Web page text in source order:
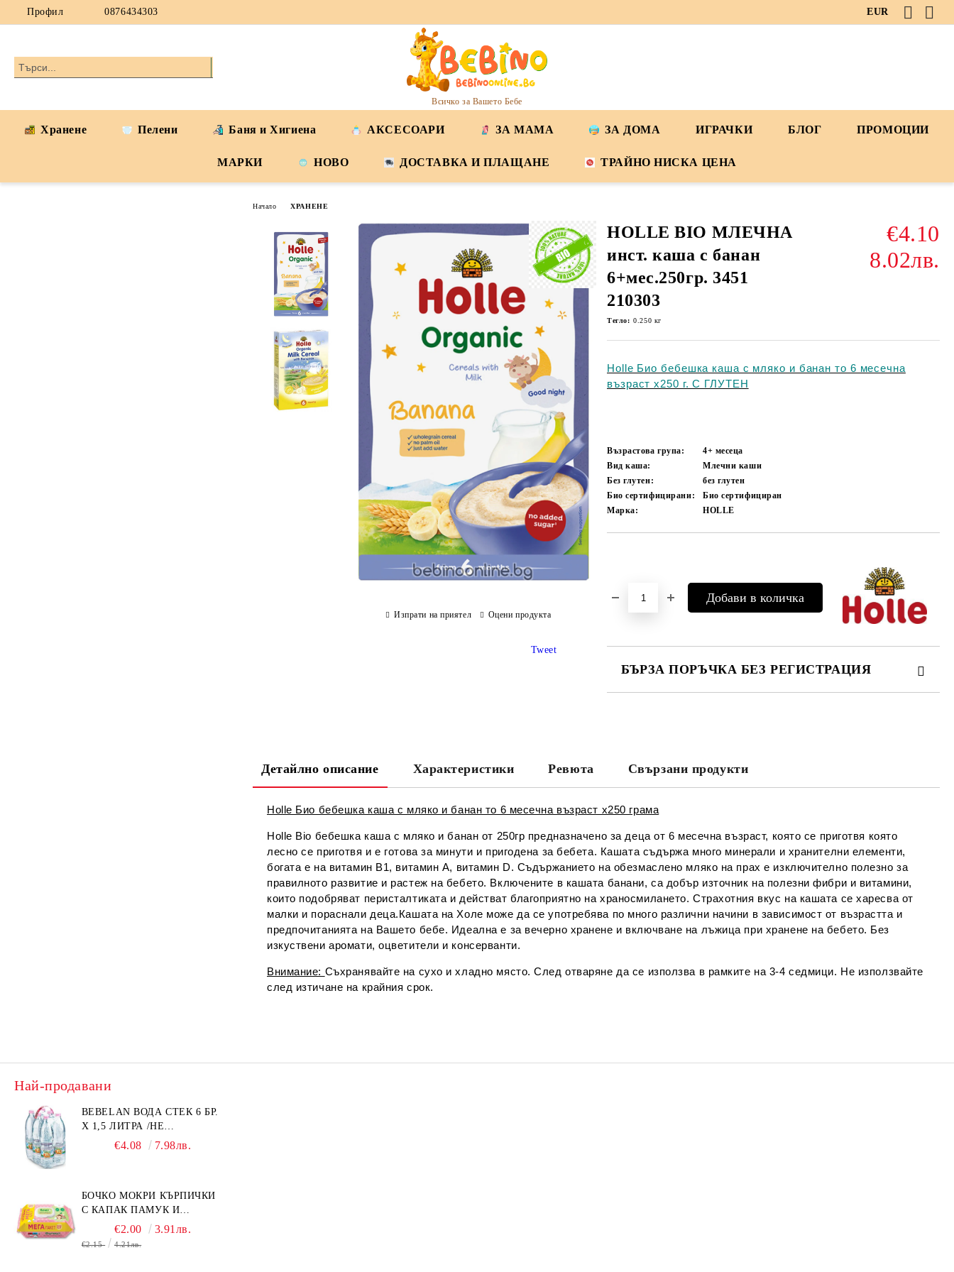
Профил 0876434303 EUR
Всичко за Вашето Бебе
Хранене Пелени Баня и Хигиена АКСЕСОАРИ ЗА МАМА ЗА ДОМА ИГРАЧКИ БЛОГ ПРОМОЦИИ
МАРКИ НОВО ДОСТАВКА И ПЛАЩАНЕ ТРАЙНО НИСКА ЦЕНА
Начало ХРАНЕНЕ
HOLLE BIO МЛЕЧНА
инст. каша с банан
6+мес.250гр. 3451
210303
€4.10
8.02лв.
Тегло: 0.250 кг
Holle Био бебешка каша с мляко и банан то 6 месечна
възраст x250 г. С ГЛУТЕН
Възрастова група:
4+ месеца
Вид каша:
Млечни каши
Без глутен:
без глутен
Био сертифицирани:
Био сертифициран
Марка:
HOLLE
БЪРЗА ПОРЪЧКА БЕЗ РЕГИСТРАЦИЯ
Съгласен съм сПолитиката за лични
данни
Ние ще се свържем с вас в рамките на работния ден.
Изпрати на приятел Оцени продукта
Tweet
Детайлно описание Характеристики Ревюта Свързани продукти
Holle Био бебешка каша с мляко и банан то 6 месечна възраст x250 грама
Holle Bio бебешка каша с мляко и банан от 250гр предназначено за деца от 6 месечна възраст, която се приготвя която
лесно се приготвя и е готова за минути и пригоденa за бебета. Кашата съдържа много минерали и хранителни елементи,
богата е на витамин В1, витамин А, витамин D. Съдържанието на обезмаслено мляко на прах е изключително полезно за
правилното развитие и растеж на бебето. Включените в кашата банани, са добър източник на полезни фибри и витамини,
които подобряват перисталтиката и действат благоприятно на храносмилането. Страхотния вкус на кашата се харесва от
малки и пораснали деца.Кашата на Холе може да се употребява по много различни начини в зависимост от възрастта и
предпочитанията на Вашето бебе. Идеална е за вечерно хранене и включване на лъжица при хранене на бебето. Без
изкуствени аромати, оцветители и консерванти.
Внимание: Съхранявайте на сухо и хладно място. След отваряне да се използва в рамките на 3-4 седмици. Не използвайте
след изтичане на крайния срок.
Най-продавани
BEBELAN ВОДА СТЕК 6 БР.
Х 1,5 ЛИТРА /НЕ
ИЗПРАЩАМЕ С КУРИЕР/
€4.08 7.98лв.
БОЧКО МОКРИ КЪРПИЧКИ
С КАПАК ПАМУК И
СМРАДЛИКА 120БР.
€2.00 3.91лв.
€2.15 4.21лв.